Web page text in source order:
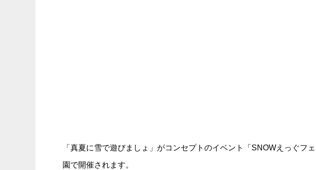
「真夏に雪で遊びましょ」がコンセプトのイベント「SNOWえっぐフ
園で開催されます。